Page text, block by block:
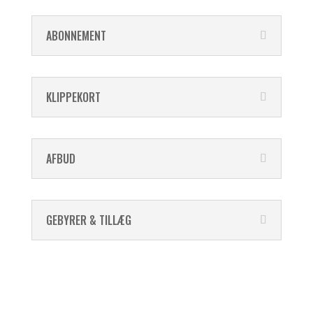
ABONNEMENT
KLIPPEKORT
AFBUD
GEBYRER & TILLÆG